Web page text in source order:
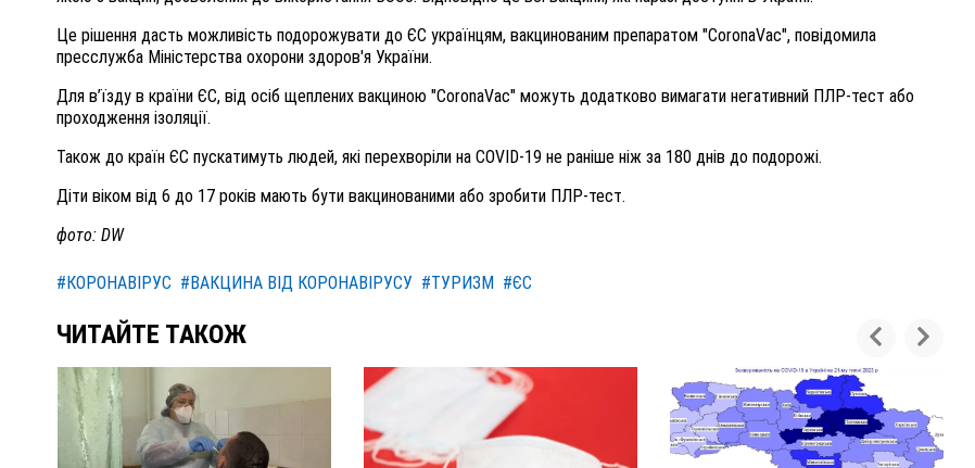
Це рішення дасть можливість подорожувати до ЄС українцям, вакцинованим препаратом "CoronaVac", повідомила
пресслужба Міністерства охорони здоров'я України.
Для в’їзду в країни ЄС, від осіб щеплених вакциною "CoronaVac" можуть додатково вимагати негативний ПЛР-тест або
проходження ізоляції.
Також до країн ЄС пускатимуть людей, які перехворіли на COVID-19 не раніше ніж за 180 днів до подорожі.
Діти віком від 6 до 17 років мають бути вакцинованими або зробити ПЛР-тест.
фото: DW
#КОРОНАВІРУС #ВАКЦИНА ВІД КОРОНАВІРУСУ #ТУРИЗМ #ЄС
ЧИТАЙТЕ ТАКОЖ